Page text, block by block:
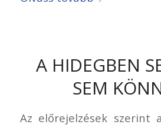
A HIDEGBEN
SEM
Az előrejelzések szerint